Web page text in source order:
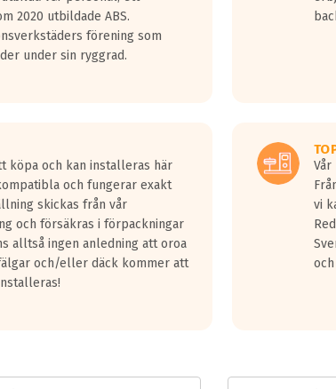
ljud överträffa motorljudet.
av ett däck med vågar. Hög bullernivå markeras med
däck.
kraven som finns i dagsläget, men är inte längre
2020 utbildade ABS.
förening som
under sin ryggrad.
köpa och kan installeras här
och fungerar exakt
skickas från vår
och försäkras i förpackningar
alltså ingen anledning att oroa
och/eller däck kommer att
vi